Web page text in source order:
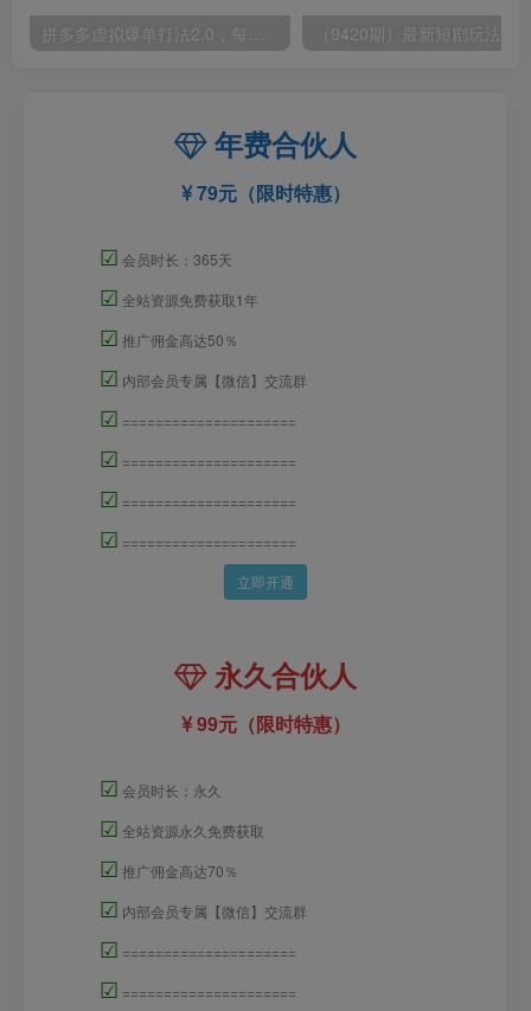
年费合伙人
79元（限时特惠）
☑ 会员时长：365天
☑ 全站资源免费获取1年
☑ 推广佣金高达50％
☑ 内部会员专属【微信】交流群
☑ =====================
☑ =====================
☑ =====================
☑ =====================
立即开通
永久合伙人
99元（限时特惠）
☑ 会员时长：永久
☑ 全站资源永久免费获取
☑ 推广佣金高达70％
☑ 内部会员专属【微信】交流群
☑ =====================
☑ =====================